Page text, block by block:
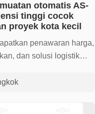
otomatis AS-
tinggi cocok
proyek kota kecil
penawaran harga,
dan solusi logistik